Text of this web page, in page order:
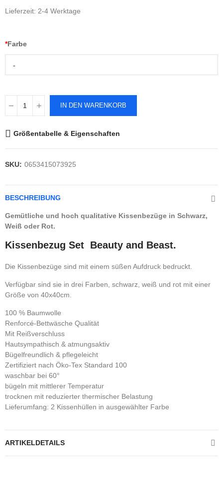
Lieferzeit: 2-4 Werktage
*Farbe
-
IN DEN WARENKORB
Größentabelle & Eigenschaften
SKU: 0653415073925
BESCHREIBUNG
Gemütliche und hoch qualitative Kissenbezüge in Schwarz,
Weiß oder Rot.
Kissenbezug Set Beauty and Beast.
Die Kissenbezüge sind mit einem süßen Aufdruck bedruckt.
Verfügbar sind sie in drei Farben, schwarz, weiß und rot mit einer
Größe von 40x40cm.
100 % Baumwolle
Renforcé-Bettwäsche Qualität
Mit Reißverschluss
Hautsympathisch & atmungsaktiv
Bügelfreundlich & pflegeleicht
Zertifiziert nach Öko-Tex Standard 100
waschbar bei 60°
bügeln mit mittlerer Temperatur
trocknen mit reduzierter thermischer Belastung
Lieferumfang: 2 Kissenhüllen in ausgewählter Farbe
ARTIKELDETAILS